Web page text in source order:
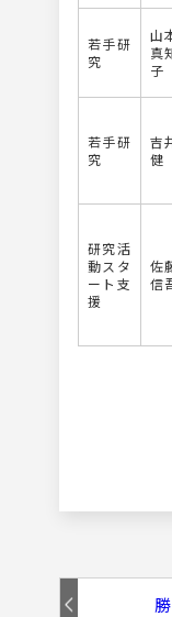
若手研
究
山
真
子
若手研
究
吉
健
研究活
動スタ
ート支
援
佐
信